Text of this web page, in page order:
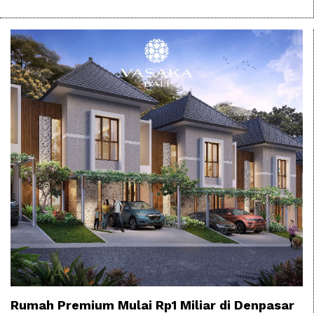
Rumah Premium Mulai Rp1 Miliar di Denpasar